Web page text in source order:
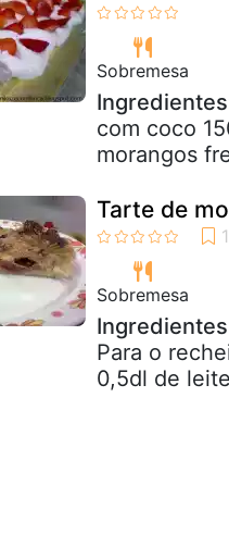
Sobremesa
Ingredientes
com coco
morangos
Tarte de
Sobremesa
Ingredientes
Para o
0,5dl de